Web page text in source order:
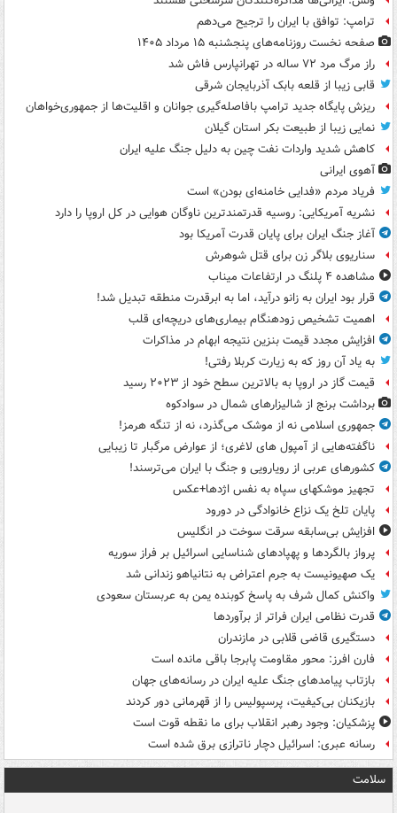
ترامپ: توافق با ایران را ترجیح می‌دهم
صفحه نخست روزنامه‌های پنجشنبه ۱۵ مرداد ۱۴۰۵
راز مرگ مرد ۷۲ ساله در تهرانپارس فاش شد
قابی زیبا از قلعه بابک آذربایجان شرقی
ریزش پایگاه جدید ترامپ بافاصله‌گیری جوانان و اقلیت‌ها از جمهوری‌خواهان
نمایی زیبا از طبیعت بکر استان گیلان
کاهش شدید واردات نفت چین به دلیل جنگ علیه ایران
آهوی ایرانی
فریاد مردم «فدایی خامنه‌ای بودن» است
نشریه آمریکایی: روسیه قدرتمندترین ناوگان هوایی در کل اروپا را دارد
آغاز جنگ ایران برای پایان قدرت آمریکا بود
سناریوی بلاگر زن برای قتل شوهرش
مشاهده ۴ پلنگ در ارتفاعات میناب
قرار بود ایران به زانو درآید، اما به ابرقدرت منطقه تبدیل شد!
اهمیت تشخیص زودهنگام بیماری‌های دریچه‌ای قلب
افزایش مجدد قیمت بنزین نتیجه ابهام در مذاکرات
به یاد آن روز که به زیارت کربلا رفتی!
قیمت گاز در اروپا به بالاترین سطح خود از ۲۰۲۳ رسید
برداشت برنج از شالیزارهای شمال در سوادکوه
جمهوری اسلامی نه از موشک می‌گذرد، نه از تنگه هرمز!
ناگفته‌هایی از آمپول های لاغری؛ از عوارض مرگبار تا زیبایی
کشورهای عربی از رویارویی و جنگ با ایران می‌ترسند!
تجهیز موشکهای سپاه به نفس اژدها+عکس
پایان تلخ یک نزاع خانوادگی در دورود
افزایش بی‌سابقه سرقت سوخت در انگلیس
پرواز بالگردها و پهپادهای شناسایی اسرائیل بر فراز سوریه
یک صهیونیست به جرم اعتراض به نتانیاهو زندانی شد
واکنش کمال شرف به پاسخ کوبنده یمن به عربستان سعودی
قدرت نظامی ایران فراتر از برآوردها
دستگیری قاضی قلابی در مازندران
فارن افرز: محور مقاومت پابرجا باقی مانده است
بازتاب پیامدهای جنگ علیه ایران در رسانه‌های جهان
بازیکنان بی‌کیفیت، پرسپولیس را از قهرمانی دور کردند
پزشکیان: وجود رهبر انقلاب برای ما نقطه قوت است
رسانه عبری: اسرائیل دچار ناترازی برق شده است
سلامت